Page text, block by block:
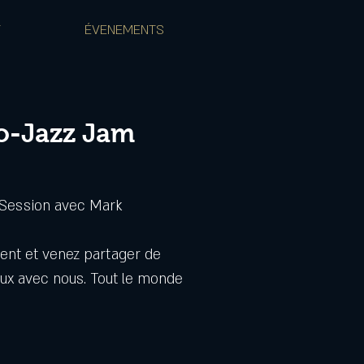
ÉVENEMENTS
Jazz Jam
avec Mark
et venez partager de
avec nous. Tout le monde